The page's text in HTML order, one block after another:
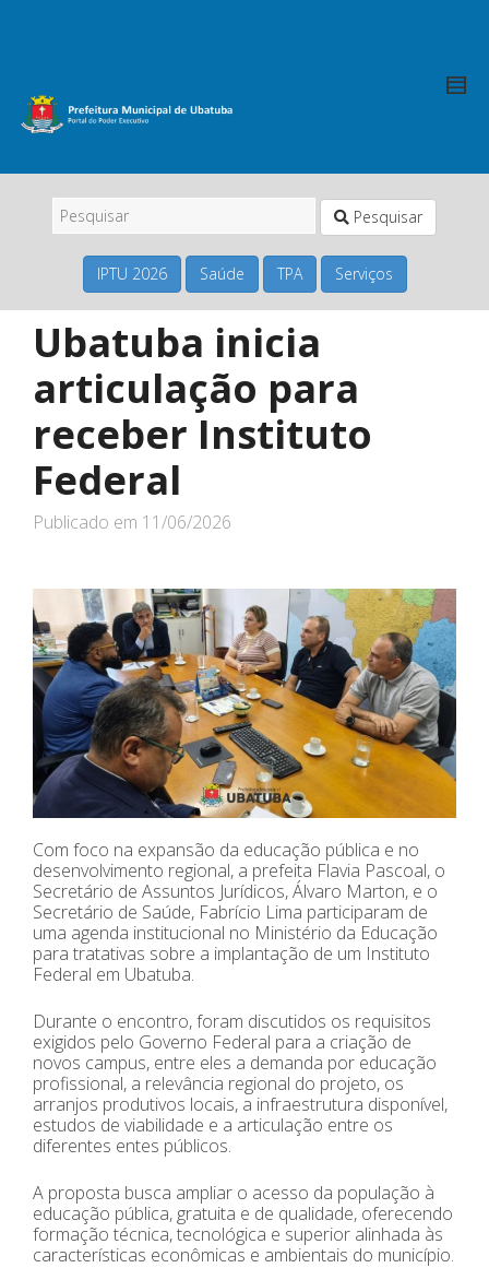
Pesquisar
IPTU 2026 Saúde TPA Serviços
Ubatuba inicia
articulação para
receber Instituto
Federal
Publicado em 11/06/2026
Com foco na expansão da educação pública e no
desenvolvimento regional, a prefeita Flavia Pascoal, o
Secretário de Assuntos Jurídicos, Álvaro Marton, e o
Secretário de Saúde, Fabrício Lima participaram de
uma agenda institucional no Ministério da Educação
para tratativas sobre a implantação de um Instituto
Federal em Ubatuba.
Durante o encontro, foram discutidos os requisitos
exigidos pelo Governo Federal para a criação de
novos campus, entre eles a demanda por educação
profissional, a relevância regional do projeto, os
arranjos produtivos locais, a infraestrutura disponível,
estudos de viabilidade e a articulação entre os
diferentes entes públicos.
A proposta busca ampliar o acesso da população à
educação pública, gratuita e de qualidade, oferecendo
formação técnica, tecnológica e superior alinhada às
características econômicas e ambientais do município.